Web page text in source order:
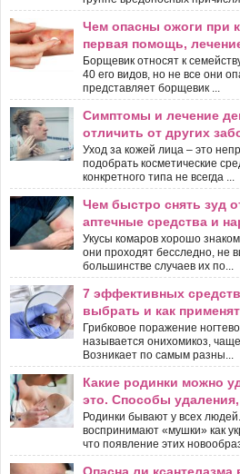
Чем опасны ожоги при
первая помощь,
Борщевик относят к
40 его видов, но не все они
представляет борщевик ...
Симптомы и лечение
отличить от других
Уход за кожей лица – это
подобрать косметические
конкретного типа не всегда ...
Чем быстро снять зуд
аптечные средства и
Укусы комаров хорошо
они проходят бесследно, не
большинстве случаев их по...
7 эффективных средств
выбрать и как
Грибковое поражение
называется онихомикоз, чаще
Возникает по самым разны...
Какие родинки можно
это. Способы
Родинки бывают у всех
воспринимают «мушки» как
что появление этих
Опасна ли ксантелазма